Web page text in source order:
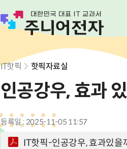
IT핫픽 핫픽자료실
인공강우, 효과
등록일 : 2025-11-05 11:57
IT핫픽-인공강우, 효과있을